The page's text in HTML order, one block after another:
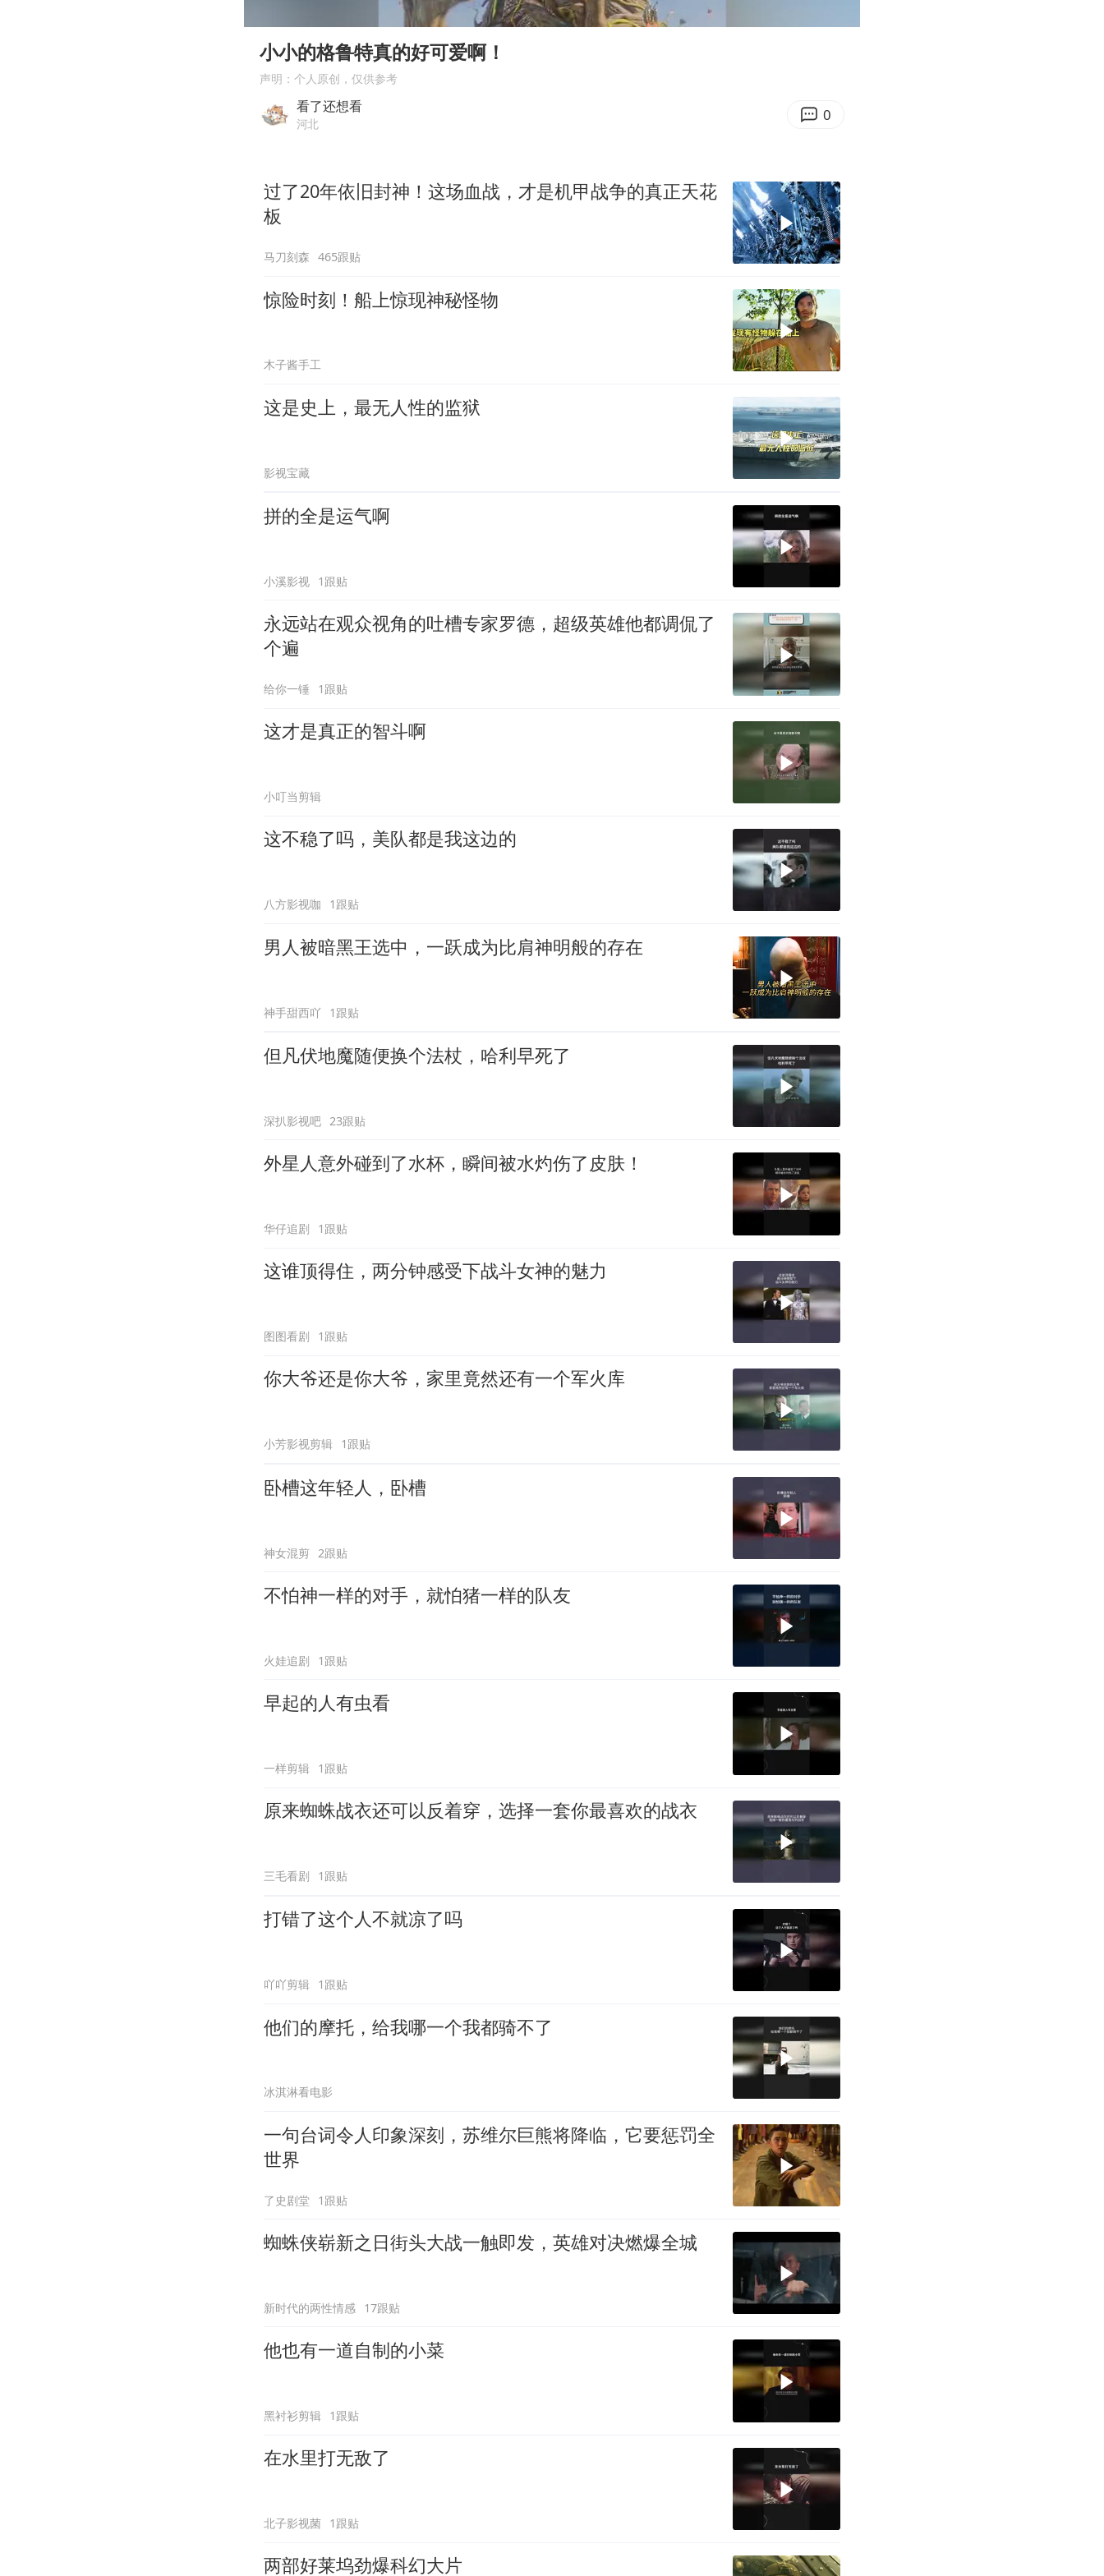
新华社权威快报|我国编制完成新版全月地质图
80后女柜员逆袭成4200亿银行副行长
总书记关心百姓身边这些民生大事
小小的格鲁特真的好可爱啊！
声明：个人原创，仅供参考
看了还想看
河北 0
过了20年依旧封神！这场血战，才是机甲战争的真正天花
板
马刀刻森 465跟贴
惊险时刻！船上惊现神秘怪物
木子酱手工
这是史上，最无人性的监狱
影视宝藏
拼的全是运气啊
小溪影视 1跟贴
永远站在观众视角的吐槽专家罗德，超级英雄他都调侃了
个遍
给你一锤 1跟贴
这才是真正的智斗啊
小叮当剪辑
这不稳了吗，美队都是我这边的
八方影视咖 1跟贴
男人被暗黑王选中，一跃成为比肩神明般的存在
神手甜西吖 1跟贴
但凡伏地魔随便换个法杖，哈利早死了
深扒影视吧 23跟贴
外星人意外碰到了水杯，瞬间被水灼伤了皮肤！
华仔追剧 1跟贴
这谁顶得住，两分钟感受下战斗女神的魅力
图图看剧 1跟贴
你大爷还是你大爷，家里竟然还有一个军火库
小芳影视剪辑 1跟贴
卧槽这年轻人，卧槽
神女混剪 2跟贴
不怕神一样的对手，就怕猪一样的队友
火娃追剧 1跟贴
早起的人有虫看
一样剪辑 1跟贴
原来蜘蛛战衣还可以反着穿，选择一套你最喜欢的战衣
三毛看剧 1跟贴
打错了这个人不就凉了吗
吖吖剪辑 1跟贴
他们的摩托，给我哪一个我都骑不了
冰淇淋看电影
一句台词令人印象深刻，苏维尔巨熊将降临，它要惩罚全
世界
了史剧堂 1跟贴
蜘蛛侠崭新之日街头大战一触即发，英雄对决燃爆全城
新时代的两性情感 17跟贴
他也有一道自制的小菜
黑衬衫剪辑 1跟贴
在水里打无敌了
北子影视菌 1跟贴
两部好莱坞劲爆科幻大片